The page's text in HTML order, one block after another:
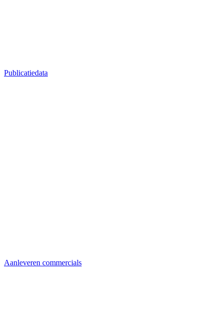
Publicatiedata
Aanleveren commercials